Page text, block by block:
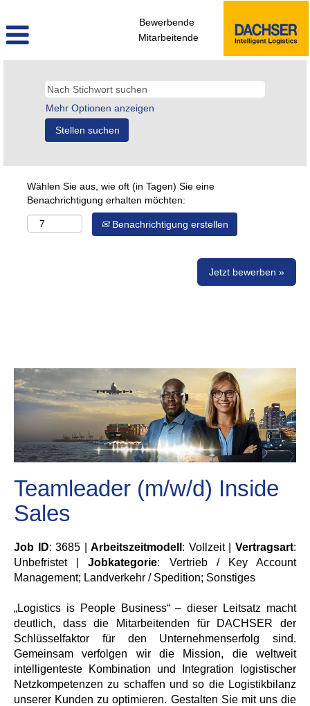
Bewerbende
Mitarbeitende
Mehr Optionen anzeigen
Wählen Sie aus, wie oft (in Tagen) Sie eine
Benachrichtigung erhalten möchten:
Benachrichtigung erstellen
Jetzt bewerben »
Teamleader (m/w/d) Inside
Sales
Job ID: 3685 |Arbeitszeitmodell : Vollzeit |Vertragsart:
Unbefristet |Jobkategorie: Vertrieb / Key Account
Management; Landverkehr / Spedition; Sonstiges
„Logistics is People Business“ – dieser Leitsatz macht
deutlich, dass die Mitarbeitenden für DACHSER der
Schlüsselfaktor für den Unternehmenserfolg sind.
Gemeinsam verfolgen wir die Mission, die weltweit
intelligenteste Kombination und Integration logistischer
Netzkompetenzen zu schaffen und so die Logistikbilanz
unserer Kunden zu optimieren. Gestalten Sie mit uns die